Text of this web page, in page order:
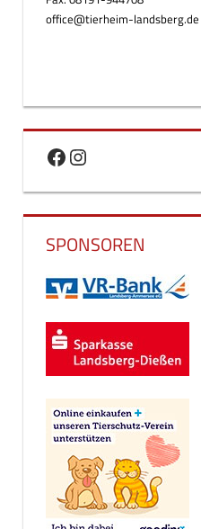
office@tierheim-landsberg.de
Facebook
Instagram
SPONSOREN